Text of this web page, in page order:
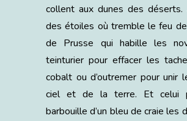
collent aux dunes des déserts.
des étoiles où tremble le feu
de Prusse qui habille les
teinturier pour effacer les
cobalt ou d’outremer pour unir
ciel et de la terre. Et celui
barbouille d’un bleu de craie les